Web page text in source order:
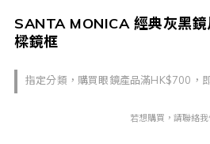
SANTA MONICA 經典灰黑
樑鏡框
指定分類，購買眼鏡產品滿HK$700，
若想購買，請聯絡我